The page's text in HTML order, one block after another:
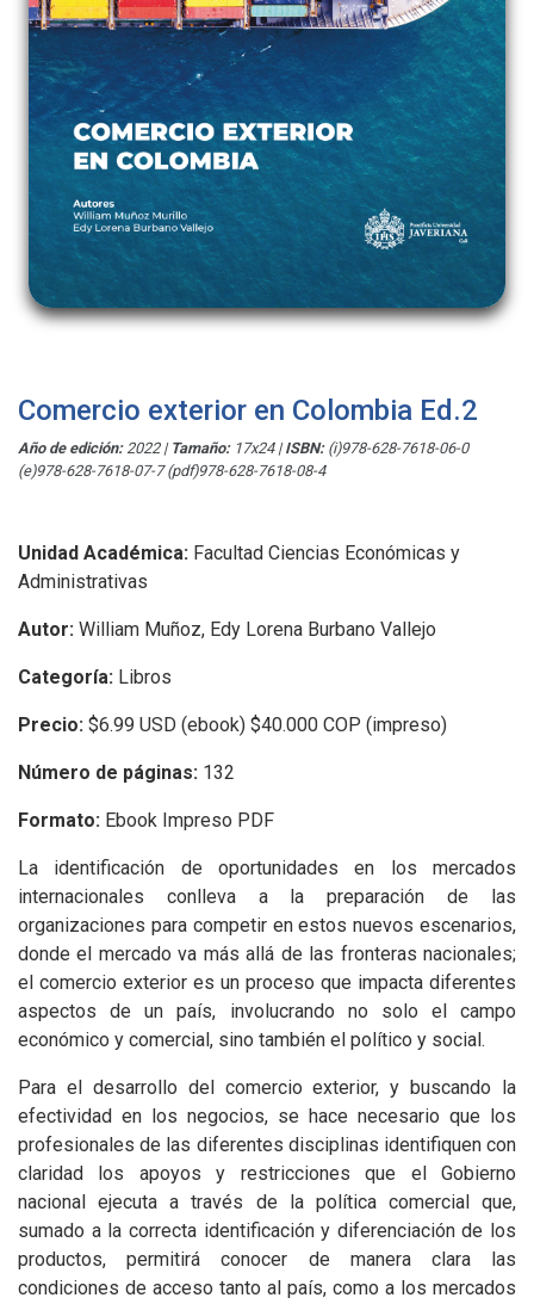
Comercio exterior en Colombia Ed.2
Año de edición: 2022 | Tamaño: 17x24 |ISBN: (i)978-628-7618-06-0
(e)978-628-7618-07-7 (pdf)978-628-7618-08-4
Unidad Académica: Facultad Ciencias Económicas y
Administrativas
Autor: William Muñoz, Edy Lorena Burbano Vallejo
Categoría: Libros
Precio: $6.99 USD (ebook) $40.000 COP (impreso)
Número de páginas: 132
Formato: Ebook Impreso PDF
La identificación de oportunidades en los mercados
internacionales conlleva a la preparación de las
organizaciones para competir en estos nuevos escenarios,
donde el mercado va más allá de las fronteras nacionales;
el comercio exterior es un proceso que impacta diferentes
aspectos de un país, involucrando no solo el campo
económico y comercial, sino también el político y social.
Para el desarrollo del comercio exterior, y buscando la
efectividad en los negocios, se hace necesario que los
profesionales de las diferentes disciplinas identifiquen con
claridad los apoyos y restricciones que el Gobierno
nacional ejecuta a través de la política comercial que,
sumado a la correcta identificación y diferenciación de los
productos, permitirá conocer de manera clara las
condiciones de acceso tanto al país, como a los mercados